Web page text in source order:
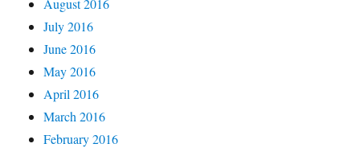
July 2016
June 2016
May 2016
April 2016
March 2016
February 2016